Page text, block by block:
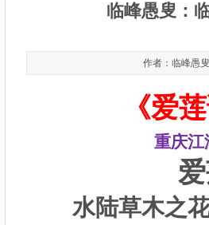
临峰愚叟：
作者：临峰愚
《爱
重庆
水陆草木之